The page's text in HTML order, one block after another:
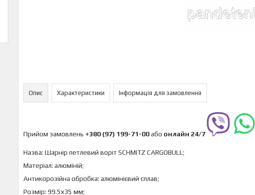
Опис Характеристики Інформація для замовлення
Прийом замовлень +380 (97) 199-71-00або онлайн 24/7
Назва: Шарнір петлевий воріт SCHMITZ CARGOBULL;
Матеріал: алюміній;
Антикорозійна обробка: алюмінієвий сплав;
Розмір: 99.5х35 мм;